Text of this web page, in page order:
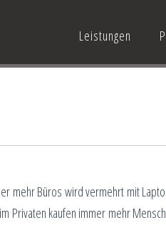
Leistungen
mehr Büros wird vermehrt mit
Privaten kaufen immer mehr